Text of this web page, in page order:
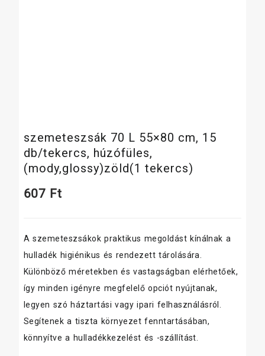
szemeteszsák 70 L 55×80 cm, 15
db/tekercs, húzófüles,
(mody,glossy)zöld(1 tekercs)
607 Ft
A szemeteszsákok praktikus megoldást kínálnak a
hulladék higiénikus és rendezett tárolására.
Különböző méretekben és vastagságban elérhetőek,
így minden igényre megfelelő opciót nyújtanak,
legyen szó háztartási vagy ipari felhasználásról.
Segítenek a tiszta környezet fenntartásában,
könnyítve a hulladékkezelést és -szállítást.